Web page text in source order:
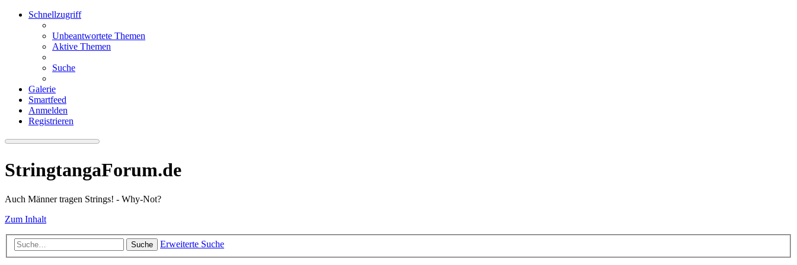
Schnellzugriff
Unbeantwortete Themen
Aktive Themen
Suche
Galerie
Smartfeed
Anmelden
Registrieren
StringtangaForum.de
Auch Männer tragen Strings! - Why-Not?
Zum Inhalt
Suche Erweiterte Suche